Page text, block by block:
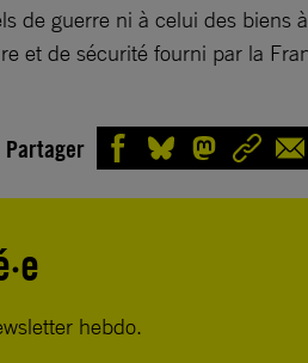
de guerre ni à celui des
et de sécurité fourni par la
Partager
hebdo.